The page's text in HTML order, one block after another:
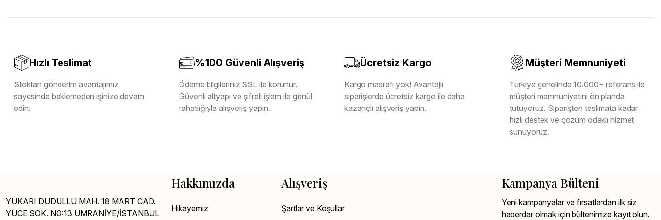
Hızlı Teslimat
Stoktan gönderim avantajımız
sayesinde beklemeden işinize devam
edin.
%100 Güvenli Alışveriş
Ödeme bilgileriniz SSL ile korunur.
Güvenli altyapı ve şifreli işlem ile gönül
rahatlığıyla alışveriş yapın.
Ücretsiz Kargo
Kargo masrafı yok! Avantajlı
siparişlerde ücretsiz kargo ile daha
kazançlı alışveriş yapın.
Müşteri Memnuniyeti
Türkiye genelinde 10.000+ referans ile
müşteri memnuniyetini ön planda
tutuyoruz. Siparişten teslimata kadar
hızlı destek ve çözüm odaklı hizmet
sunuyoruz.
YUKARI DUDULLU MAH. 18 MART CAD.
YÜCE SOK. NO:13 ÜMRANİYE/İSTANBUL
Hakkımızda
Hikayemiz
Alışveriş
Şartlar ve Koşullar
Kampanya Bülteni
Yeni kampanyalar ve fırsatlardan ilk siz
haberdar olmak için bültenimize kayıt olun.
Melamin Kenar Bandı
Teverpan Pvc Kenar Bandı
Tutkal Kazan Temizleme